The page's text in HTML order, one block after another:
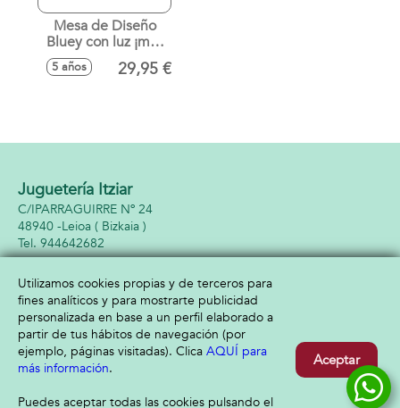
Mesa de Diseño
Bluey con luz ¡más
de 25 modelos
diferentes para
5 años 29,95 €
Juguetería Itziar
C/IPARRAGUIRRE Nº 24
48940 -Leioa ( Bizkaia )
944642682
Información
Aviso legal
Política de privacidad
Política de cookies
Atención al cliente
Envío y devolución
Contacto
Utilizamos cookies propias y de terceros para
fines analíticos y para mostrarte publicidad
personalizada en base a un perfil elaborado a
partir de tus hábitos de navegación (por
ejemplo, páginas visitadas). Clica AQUÍ para
más información.
Puedes aceptar todas las cookies pulsando el
Aceptar